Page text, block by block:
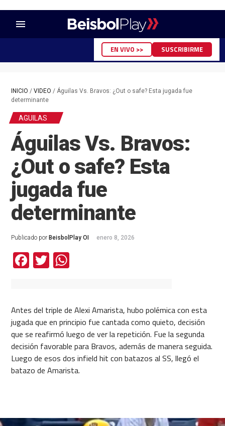
menu
EN VIVO >> SUSCRIBIRME
INICIO / VIDEO / Águilas Vs. Bravos: ¿Out o safe? Esta jugada fue
determinante
AGUILAS
Águilas Vs. Bravos:
¿Out o safe? Esta
jugada fue
determinante
Publicado por BeisbolPlay OI enero 8, 2026
Facebook
TwitterWhatsApp
Antes del triple de Alexi Amarista, hubo polémica con esta
jugada que en principio fue cantada como quieto, decisión
que se reafirmó luego de ver la repetición. Fue la segunda
decisión favorable para Bravos, además de manera seguida.
Luego de esos dos infield hit con batazos al SS, llegó el
batazo de Amarista.